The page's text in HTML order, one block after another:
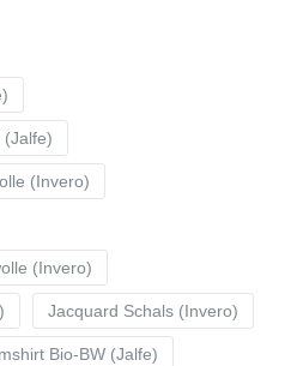
(Jalfe)
(Invero)
(Invero)
Jacquard Schals (Invero)
Bio-BW (Jalfe)